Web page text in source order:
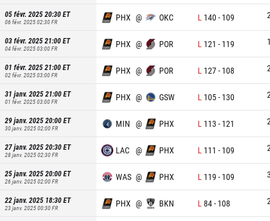
05 févr. 2025 20:30ET
06 févr. 2025 02:30FR PHX @ OKC L 140- 109
03 févr. 2025 21:00ET
04 févr. 2025 03:00FR PHX @ POR L 121 - 119
01 févr. 2025 21:00ET
02 févr. 2025 03:00FR PHX @ POR L 127- 108
31 janv. 2025 21:00ET
01 févr. 2025 03:00FR PHX @ GSW L 105- 130
29 janv. 2025 20:00ET
30 janv. 2025 02:00FR MIN @ PHX L 113 - 121
27 janv. 2025 20:30ET
28 janv. 2025 02:30FR LAC @ PHX L 111 - 109
25 janv. 2025 20:00ET
26 janv. 2025 02:00FR WAS @ PHX L 119 - 109
22 janv. 2025 18:30ET
23 janv. 2025 00:30FR PHX @ BKN L 84- 108